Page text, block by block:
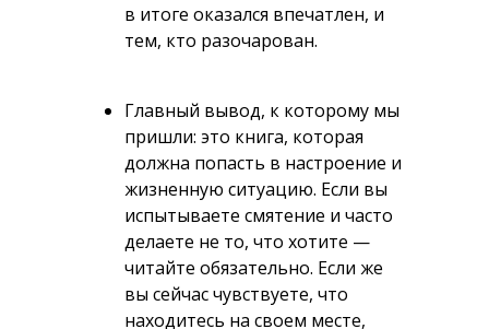
в итоге оказался впечатлен, и
тем, кто разочарован.
Главный вывод, к которому мы
пришли: это книга, которая
должна попасть в настроение и
жизненную ситуацию. Если вы
испытываете смятение и часто
делаете не то, что хотите —
читайте обязательно. Если же
вы сейчас чувствуете, что
находитесь на своем месте,